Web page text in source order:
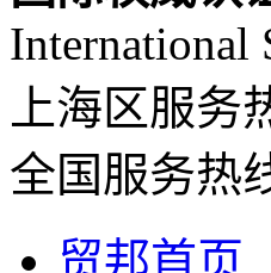
International
上海区服务
全国服务热
贸邦首页